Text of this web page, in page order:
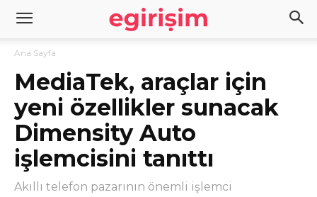
Ana Sayfa
MediaTek, araçlar için
yeni özellikler sunacak
Dimensity Auto
işlemcisini tanıttı
Akıllı telefon pazarının önemli işlemci